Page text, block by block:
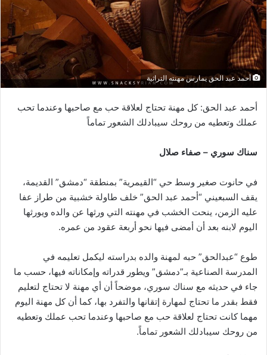
أحمد عبد الحق يمارس مهنته التراثية
أحمد عبد الحق: كل مهنة تحتاج لعلاقة حب مع صاحبها وعندما تحب
عملك وتعطيه من روحك سيبادلك الشعور تماماً
سناك سوري – صفاء صلال
في حانوت صغير وسط حي “القيمرية” بمنطقة “دمشق” القديمة،
يقف السبعيني “أحمد عبد الحق” خلف طاولة خشبية من طراز عفا
عليه الزمن، ينحت الخشب في مهنته التي ورثها عن والده ويورثها
اليوم لابنه بعد أن أمضى فيها نحو أربعة عقود من عمره.
طوع “عبدالحق” حبه لمهنة والده بدراسته ليكمل تعليمه في
المدرسة الصناعية بـ”دمشق” ويطور قدراته وإمكاناته فيها، حسب ما
جاء في حديثه مع سناك سوري، موضحاً أن أي مهنة لا تحتاج لتعليم
فقط بقدر ما تحتاج لمهارة إتقانها والتفرد بها، كما أن كل مهنة اليوم
مهما كانت تحتاج لعلاقة حب مع صاحبها وعندما تحب عملك وتعطيه
من روحك سيبادلك الشعور تماماً.